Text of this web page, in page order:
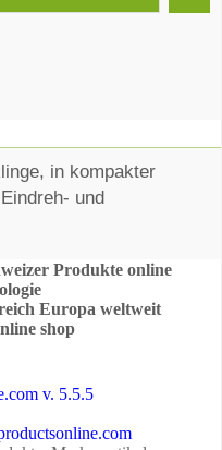
in kompakter
und
Produkte online
Europa weltweit
shop
v. 5.5.5